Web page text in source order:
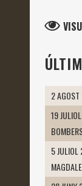
2
19
5 JULIOL